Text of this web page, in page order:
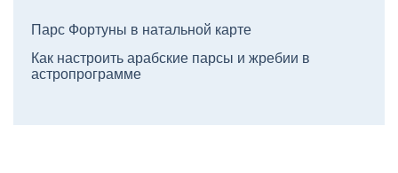
Парс Фортуны в натальной карте
Как настроить арабские парсы и жребии в
астропрограмме